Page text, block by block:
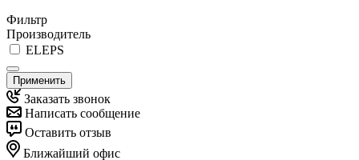
Фильтр
Производитель
ELEPS
Применить
Заказать звонок
Написать сообщение
Оставить отзыв
Ближайший офис